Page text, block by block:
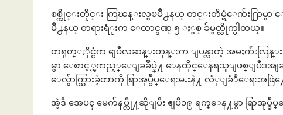
စစ္ကိုင္းတိုင္း ကြၽန္းလွၿမိဳ႕နယ္ တင္းတိမ္ရံေက်း႐ြာမွာ ေ
မိဳ႕နယ္ တရားရံုးက ေထာင္ဒဏ္ ၅ ႏွစ္ ခ်မွတ္လိုက္ပါတယ္။
တရုတ္ႏိုင္ငံက ဧျပီလဆန္းတုန္းက ျပန္လာတဲ့ အမႈက်ဴးလြန္း
မွာ ေစာင့္ၾကည့္ေျခခ်ဳပ္နဲ႔ ေနထိုင္ေနရသူျဖစ္ျပီး၊
ေလွ်ာက္သြားခဲ့တာကို ရြာအုပ္ခ်ဳပ္ေရးမႉးနဲ႔ လံုျခံဳေရးအဖြဲ
အဲ့ဒီ အေပၚ မေက်နပ္လို႔ဆိုျပီး ဧျပီ၁၉ ရက္ေန႔မွာ ရြာအုပ္ခ်ဳ